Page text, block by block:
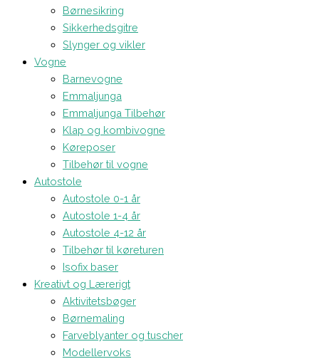
Børnesikring
Sikkerhedsgitre
Slynger og vikler
Vogne
Barnevogne
Emmaljunga
Emmaljunga Tilbehør
Klap og kombivogne
Køreposer
Tilbehør til vogne
Autostole
Autostole 0-1 år
Autostole 1-4 år
Autostole 4-12 år
Tilbehør til køreturen
Isofix baser
Kreativt og Lærerigt
Aktivitetsbøger
Børnemaling
Farveblyanter og tuscher
Modellervoks